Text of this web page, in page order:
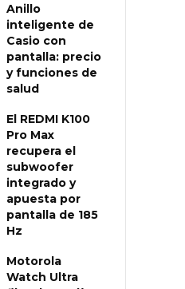
Anillo
inteligente de
Casio con
pantalla: precio
y funciones de
salud
El REDMI K100
Pro Max
recupera el
subwoofer
integrado y
apuesta por
pantalla de 185
Hz
Motorola
Watch Ultra